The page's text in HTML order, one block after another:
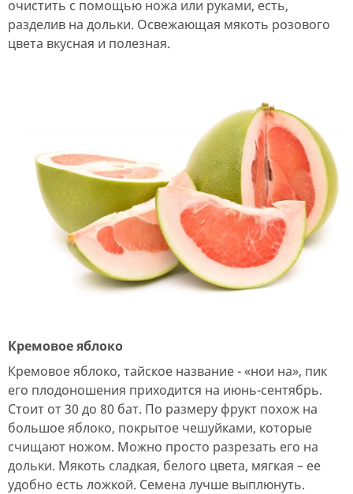
очистить с помощью ножа или руками, есть,
разделив на дольки. Освежающая мякоть розового
цвета вкусная и полезная.
Кремовое яблоко
Кремовое яблоко, тайское название - «нои на», пик
его плодоношения приходится на июнь-сентябрь.
Стоит от 30 до 80 бат. По размеру фрукт похож на
большое яблоко, покрытое чешуйками, которые
счищают ножом. Можно просто разрезать его на
дольки. Мякоть сладкая, белого цвета, мягкая – ее
удобно есть ложкой. Семена лучше выплюнуть.